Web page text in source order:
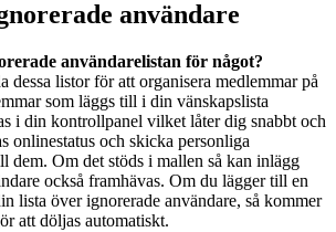
användare
användarelistan för något?
dessa listor för att organisera medlemmar på
som läggs till i din vänskapslista
i din kontrollpanel vilket låter dig snabbt och
onlinestatus och skicka personliga
dem. Om det stöds i mallen så kan inlägg
också framhävas. Om du lägger till en
lista över ignorerade användare, så kommer
att döljas automatiskt.